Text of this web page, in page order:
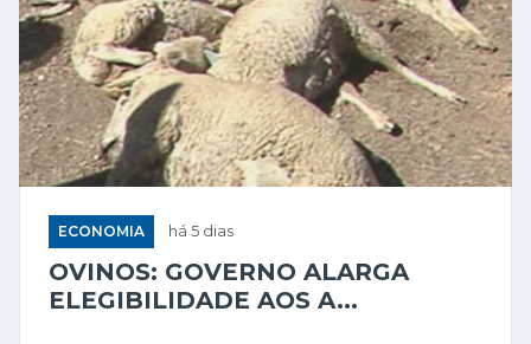
ECONOMIA há 5 dias
OVINOS: GOVERNO ALARGA
ELEGIBILIDADE AOS A...